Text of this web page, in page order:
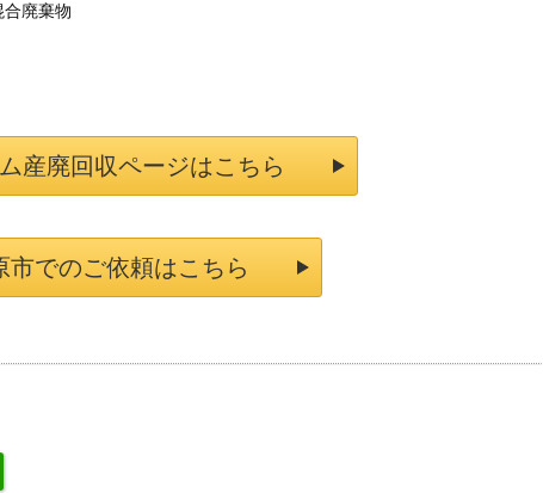
廃棄物
産廃回収ページはこちら
市でのご依頼はこちら